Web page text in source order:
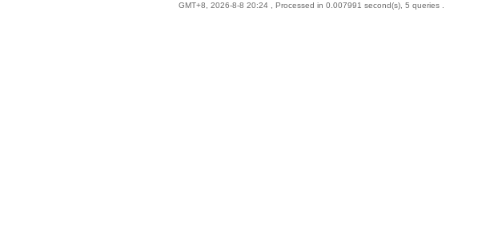
GMT+8, 2026-8-8 20:24 , Processed in 0.007991 second(s), 5 queries .